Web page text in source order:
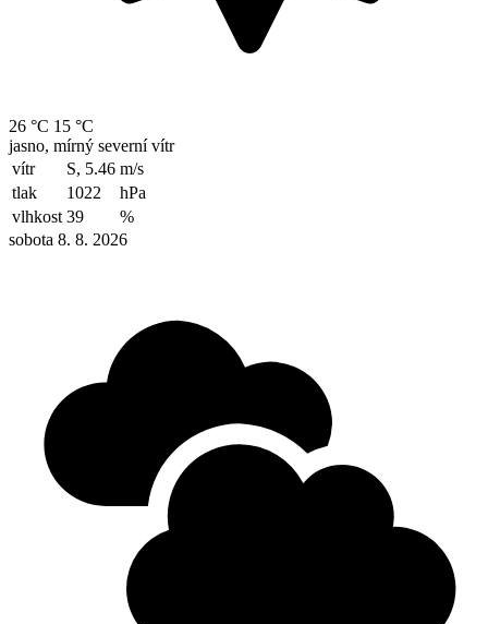
26 °C 15 °C
jasno, mírný severní vítr
vítr
S, 5.46 m/s
tlak
1022
hPa
vlhkost 39
%
sobota 8. 8. 2026